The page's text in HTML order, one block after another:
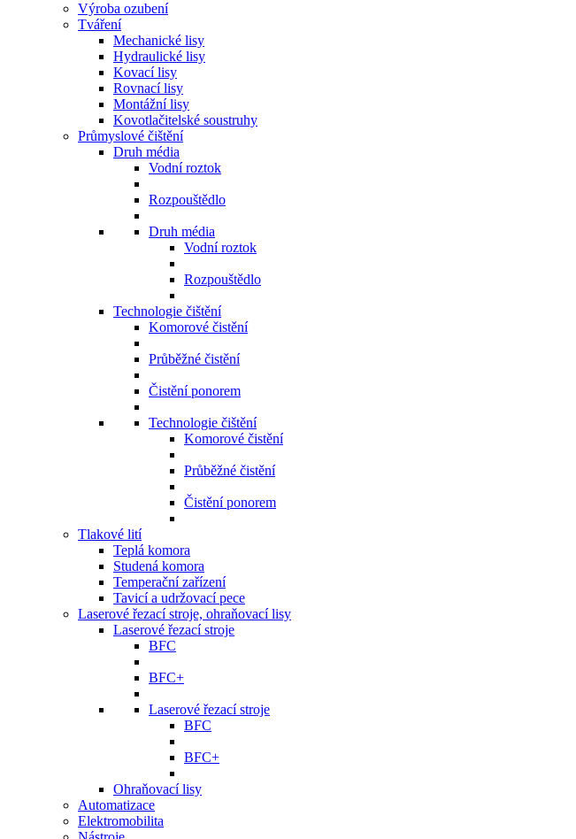
Výroba ozubení
Tváření
Mechanické lisy
Hydraulické lisy
Kovací lisy
Rovnací lisy
Montážní lisy
Kovotlačitelské soustruhy
Průmyslové čištění
Druh média
Vodní roztok
Rozpouštědlo
Druh média
Vodní roztok
Rozpouštědlo
Technologie čištění
Komorové čistění
Průběžné čistění
Čistění ponorem
Technologie čištění
Komorové čistění
Průběžné čistění
Čistění ponorem
Tlakové lití
Teplá komora
Studená komora
Temperační zařízení
Tavicí a udržovací pece
Laserové řezací stroje, ohraňovací lisy
Laserové řezací stroje
BFC
BFC+
Laserové řezací stroje
BFC
BFC+
Ohraňovací lisy
Automatizace
Elektromobilita